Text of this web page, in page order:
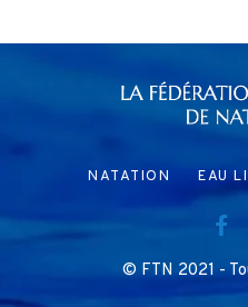
© FTN 2021 -
NATATION EAU